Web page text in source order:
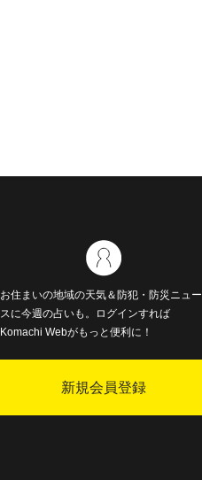
お住まいの地域の天気＆防犯・防災ニュー
スに今週の占いも。ログインすれば
Komachi Webがもっと便利に！
新規会員登録